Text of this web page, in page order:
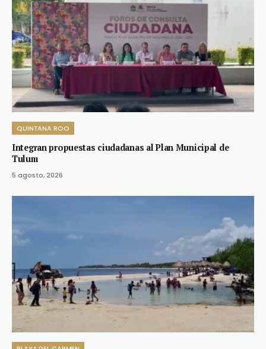
QUINTANA ROO
Integran propuestas ciudadanas al Plan Municipal de
Tulum
5 agosto, 2026